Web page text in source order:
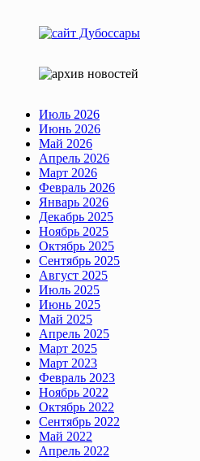
Июль 2026
Июнь 2026
Май 2026
Апрель 2026
Март 2026
Февраль 2026
Январь 2026
Декабрь 2025
Ноябрь 2025
Октябрь 2025
Сентябрь 2025
Август 2025
Июль 2025
Июнь 2025
Май 2025
Апрель 2025
Март 2025
Март 2023
Февраль 2023
Ноябрь 2022
Октябрь 2022
Сентябрь 2022
Май 2022
Апрель 2022